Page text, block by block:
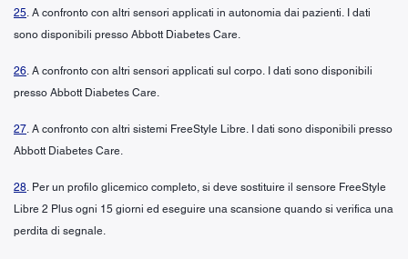
25. A confronto con altri sensori applicati in autonomia dai pazienti. I dati
sono disponibili presso Abbott Diabetes Care.
26. A confronto con altri sensori applicati sul corpo. I dati sono disponibili
presso Abbott Diabetes Care.
27. A confronto con altri sistemi FreeStyle Libre. I dati sono disponibili presso
Abbott Diabetes Care.
28. Per un profilo glicemico completo, si deve sostituire il sensore FreeStyle
Libre 2 Plus ogni 15 giorni ed eseguire una scansione quando si verifica una
perdita di segnale.